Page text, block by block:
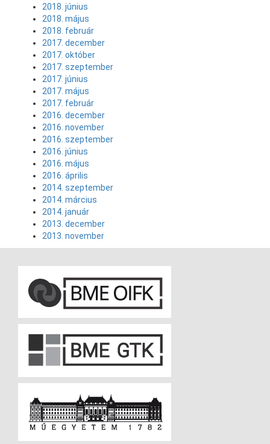
2018. június
2018. május
2018. február
2017. december
2017. október
2017. szeptember
2017. június
2017. május
2017. február
2016. december
2016. november
2016. szeptember
2016. június
2016. május
2016. április
2014. szeptember
2014. március
2014. január
2013. december
2013. november